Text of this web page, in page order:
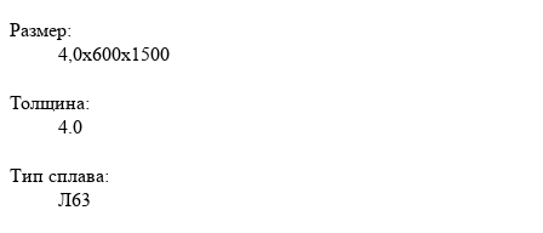
Размер:
4,0х600х1500
Толщина:
4.0
Тип сплава:
Л63